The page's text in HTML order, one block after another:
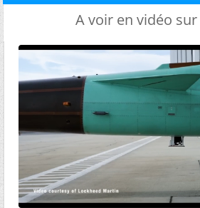
A voir en vidéo